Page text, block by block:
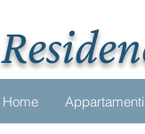
Home Appartamenti